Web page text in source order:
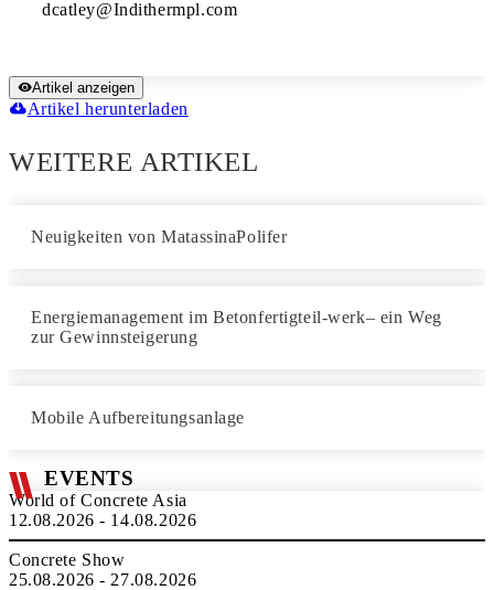
Artikel anzeigen
Artikel herunterladen
WEITERE ARTIKEL
Neuigkeiten von MatassinaPolifer
Energiemanagement im Betonfertigteil-werk– ein Weg
zur Gewinnsteigerung
Mobile Aufbereitungsanlage
EVENTS
World of Concrete Asia
12.08.2026 - 14.08.2026
Concrete Show
25.08.2026 - 27.08.2026